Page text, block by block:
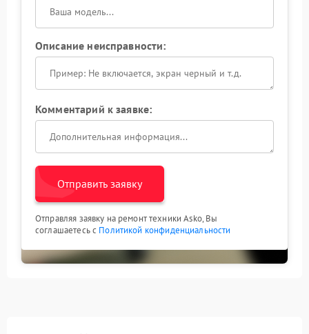
Описание неисправности:
Комментарий к заявке:
Отправить заявку
Отправляя заявку на ремонт техники Asko, Вы
соглашаетесь с Политикой конфиденциальности